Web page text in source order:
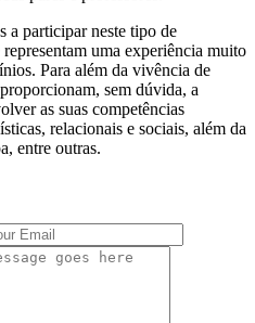
a participar neste tipo de
uma experiência muito
Para além da vivência de
sem dúvida, a
as suas competências
relacionais e sociais, além da
entre outras.